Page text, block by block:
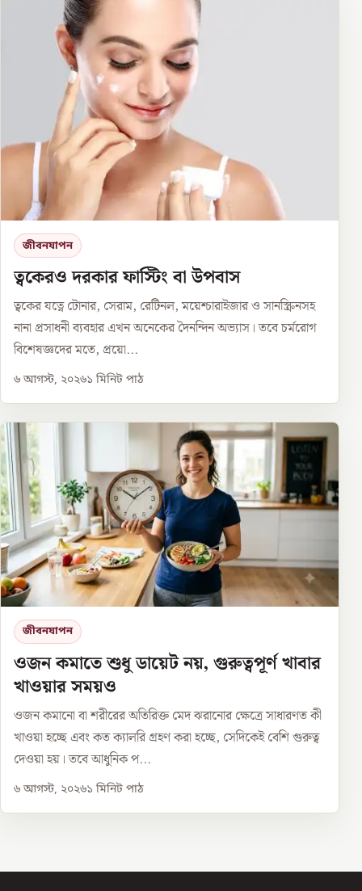
জীবনযাপন
ত্বকেরও দরকার ফাস্টিং বা উপবাস
ত্বকের যত্নে টোনার, সেরাম, রেটিনল, ময়েশ্চারাইজার ও সানস্ক্রিনসহ
নানা প্রসাধনী ব্যবহার এখন অনেকের দৈনন্দিন অভ্যাস। তবে চর্মরোগ
বিশেষজ্ঞদের মতে, প্রয়ো...
৬ আগস্ট, ২০২৬১ মিনিট পাঠ
জীবনযাপন
ওজন কমাতে শুধু ডায়েট নয়, গুরুত্বপূর্ণ খাবার
খাওয়ার সময়ও
ওজন কমানো বা শরীরের অতিরিক্ত মেদ ঝরানোর ক্ষেত্রে সাধারণত কী
খাওয়া হচ্ছে এবং কত ক্যালরি গ্রহণ করা হচ্ছে, সেদিকেই বেশি গুরুত্ব
দেওয়া হয়। তবে আধুনিক প...
৬ আগস্ট, ২০২৬১ মিনিট পাঠ